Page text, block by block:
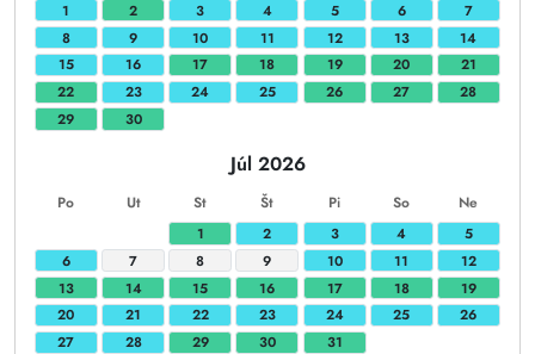
1 2 3 4 5 6
7
8
9 10 11 12 13
14
15
16 17 18 19 20
21
22
23 24 25 26 27
28
29
30
Júl 2026
Po Ut St Št Pi So Ne
1 2 3 4
5
6
7 8 9 10 11
12
13
14 15 16 17 18
19
20
21 22 23 24 25
26
27
28 29 30 31